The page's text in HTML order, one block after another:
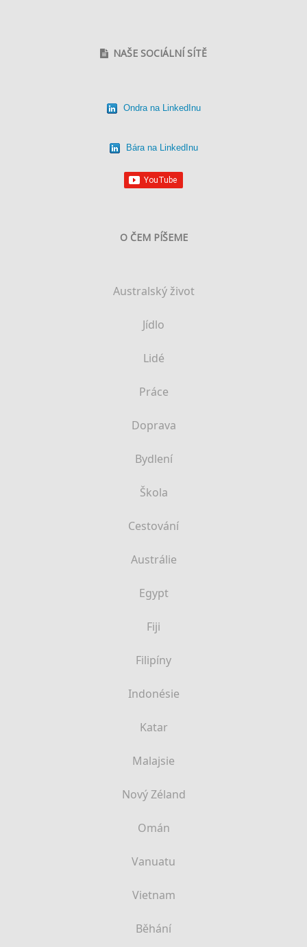
NAŠE SOCIÁLNÍ SÍTĚ
Ondra na LinkedInu
Bára na LinkedInu
O ČEM PÍŠEME
Australský život
Jídlo
Lidé
Práce
Doprava
Bydlení
Škola
Cestování
Austrálie
Egypt
Fiji
Filipíny
Indonésie
Katar
Malajsie
Nový Zéland
Omán
Vanuatu
Vietnam
Běhání